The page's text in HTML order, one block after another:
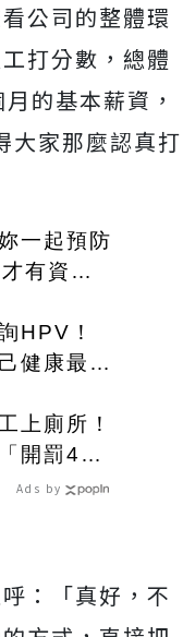
公司的整體環
打分數，總體
的基本薪資，
大家那麼認真打
一起預防
有資格
HPV！
健康最好
上廁所！
開罰447
開照片」
Ads by
：「真好，不